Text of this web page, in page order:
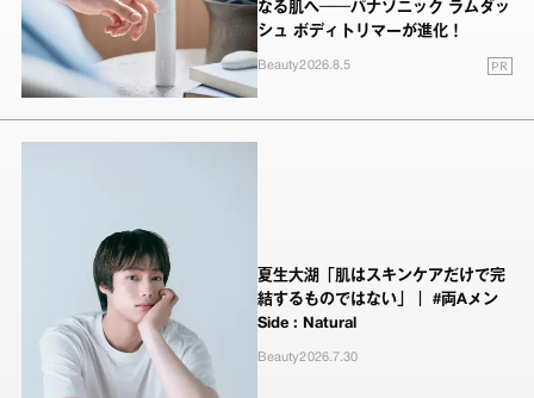
なる肌へ──パナソニック ラムダッ
シュ ボディトリマーが進化！
Beauty2026.8.5 PR
夏生大湖「肌はスキンケアだけで完
結するものではない」｜ #両Aメン
Side : Natural
Beauty2026.7.30